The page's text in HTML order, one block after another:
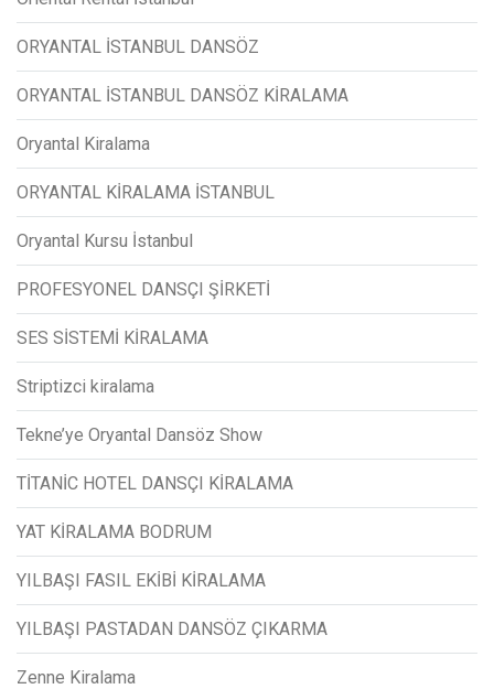
ORYANTAL İSTANBUL DANSÖZ
ORYANTAL İSTANBUL DANSÖZ KİRALAMA
Oryantal Kiralama
ORYANTAL KİRALAMA İSTANBUL
Oryantal Kursu İstanbul
PROFESYONEL DANSÇI ŞİRKETİ
SES SİSTEMİ KİRALAMA
Striptizci kiralama
Tekne’ye Oryantal Dansöz Show
TİTANİC HOTEL DANSÇI KİRALAMA
YAT KİRALAMA BODRUM
YILBAŞI FASIL EKİBİ KİRALAMA
YILBAŞI PASTADAN DANSÖZ ÇIKARMA
Zenne Kiralama